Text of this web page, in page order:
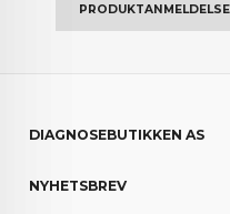
DIAGNOSEBUTIKKEN AS
NYHETSBREV